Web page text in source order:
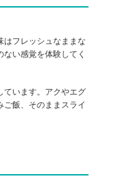
はフレッシュなままな
い感覚を体験してく
ています。アクやエグ
ご飯、そのままスライ